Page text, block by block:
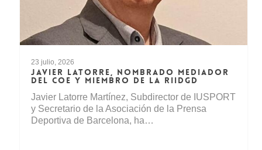
23 julio, 2026
JAVIER LATORRE, NOMBRADO MEDIADOR
DEL COE Y MIEMBRO DE LA RIIDGD
Javier Latorre Martínez, Subdirector de IUSPORT
y Secretario de la Asociación de la Prensa
Deportiva de Barcelona, ha…